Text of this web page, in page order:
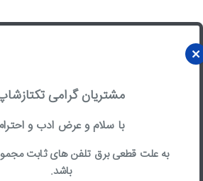
مشتریان گرامی
با سلام و عرض ادب و
به علت قطعی برق تلفن های ثابت
باشد.